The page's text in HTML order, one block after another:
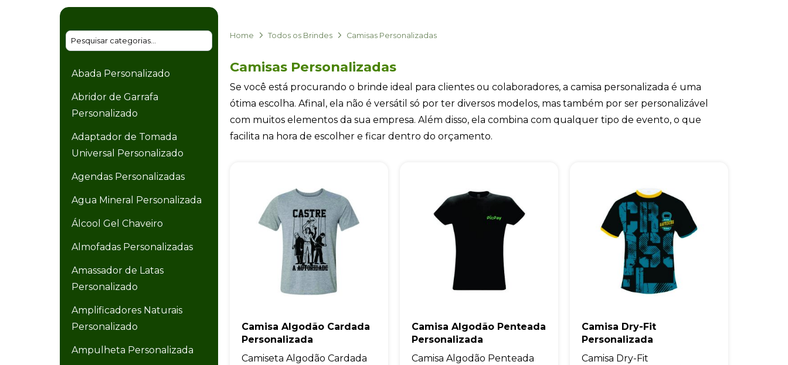
Abada Personalizado
Abridor de Garrafa
Personalizado
Adaptador de Tomada
Universal Personalizado
Agendas Personalizadas
Agua Mineral Personalizada
Álcool Gel Chaveiro
Almofadas Personalizadas
Amassador de Latas
Personalizado
Amplificadores Naturais
Personalizado
Ampulheta Personalizada
Home Todos os Brindes Camisas Personalizadas
Camisas Personalizadas
Se você está procurando o brinde ideal para clientes ou colaboradores, a camisa personalizada é uma
ótima escolha. Afinal, ela não é versátil só por ter diversos modelos, mas também por ser personalizável
com muitos elementos da sua empresa. Além disso, ela combina com qualquer tipo de evento, o que
facilita na hora de escolher e ficar dentro do orçamento.
Camisa Algodão Cardada
Personalizada
Camiseta Algodão Cardada
Camisa Algodão Penteada
Personalizada
Camisa Algodão Penteada
Camisa Dry-Fit
Personalizada
Camisa Dry-Fit